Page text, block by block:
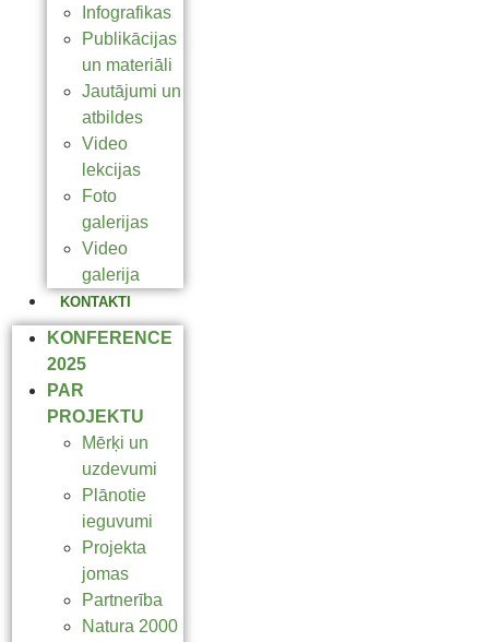
Infografikas
Publikācijas
un materiāli
Jautājumi un
atbildes
Video
lekcijas
Foto
galerijas
Video
galerija
KONTAKTI
KONFERENCE
2025
PAR
PROJEKTU
Mērķi un
uzdevumi
Plānotie
ieguvumi
Projekta
jomas
Partnerība
Natura 2000